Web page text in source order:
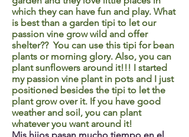
which they can have fun and play. What
is best than a garden tipi to let our
passion vine grow wild and offer
shelter?? You can use this tipi for bean
plants or morning glory. Also, you can
plant sunflowers around it!!! I started
my passion vine plant in pots and I just
positioned besides the tipi to let the
plant grow over it. If you have good
weather and soil, you can plant
whatever you want around it!
Mis hijos pasan mucho tiempo en el